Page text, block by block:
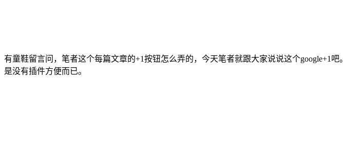
有童鞋留言问，笔者这个每篇文章的+1按钮怎么弄的，今天笔者就跟大家说说这个google+1
是没有插件方便而已。